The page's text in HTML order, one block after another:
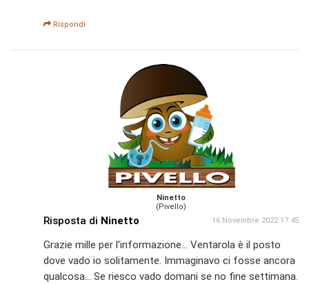
Rispondi
Ninetto
(Pivello)
Risposta di Ninetto 16 Novembre 2022 17:45
Grazie mille per l'informazione... Ventarola è il posto
dove vado io solitamente. Immaginavo ci fosse ancora
qualcosa... Se riesco vado domani se no fine settimana.